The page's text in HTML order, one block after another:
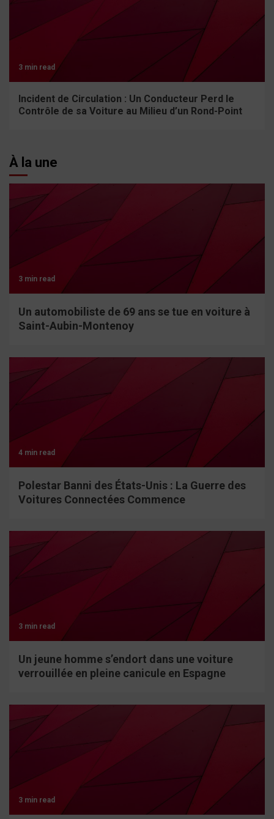
3 min read
Incident de Circulation : Un Conducteur Perd le
Contrôle de sa Voiture au Milieu d’un Rond-Point
À la une
3 min read
Un automobiliste de 69 ans se tue en voiture à
Saint-Aubin-Montenoy
4 min read
Polestar Banni des États-Unis : La Guerre des
Voitures Connectées Commence
3 min read
Un jeune homme s’endort dans une voiture
verrouillée en pleine canicule en Espagne
3 min read